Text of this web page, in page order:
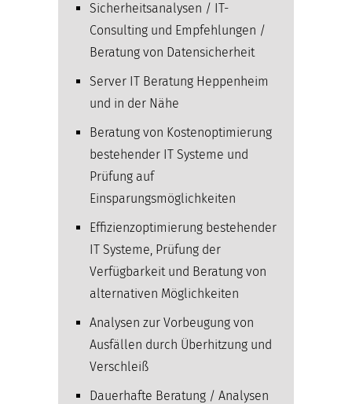
Sicherheitsanalysen / IT-
Consulting und Empfehlungen /
Beratung von Datensicherheit
Server IT Beratung Heppenheim
und in der Nähe
Beratung von Kostenoptimierung
bestehender IT Systeme und
Prüfung auf
Einsparungsmöglichkeiten
Effizienzoptimierung bestehender
IT Systeme, Prüfung der
Verfügbarkeit und Beratung von
alternativen Möglichkeiten
Analysen zur Vorbeugung von
Ausfällen durch Überhitzung und
Verschleiß
Dauerhafte Beratung / Analysen